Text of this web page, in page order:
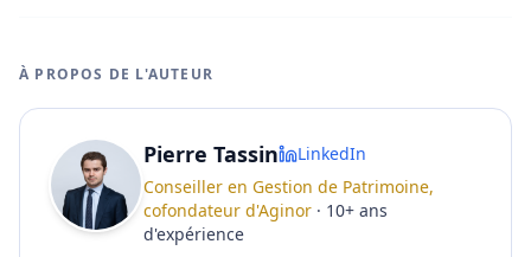
À PROPOS DE L'AUTEUR
Pierre Tassin
LinkedIn
Conseiller en Gestion de Patrimoine,
cofondateur d'Aginor · 10+ ans
d'expérience